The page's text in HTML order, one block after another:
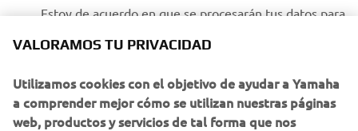
Estoy de acuerdo en que se procesarán tus datos para
información sobre productos y servicios, la
través del análisis de datos) y para brindarte atención
personalizada al cliente, como boletines informativos.
VALORAMOS TU PRIVACIDAD
Utilizamos cookies con el objetivo de ayudar a Yamaha
a comprender mejor cómo se utilizan nuestras páginas
web, productos y servicios de tal forma que nos